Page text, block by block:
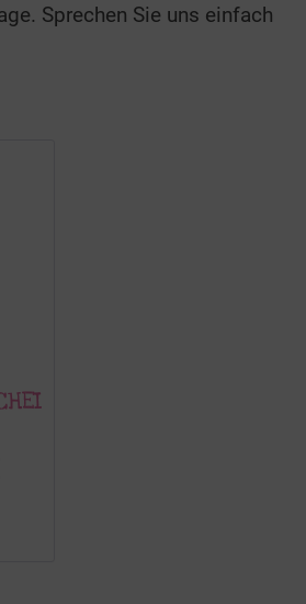
Sprechen Sie uns einfach